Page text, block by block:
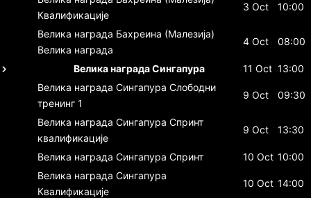
Квалификације
3 Oct 10:00
Велика награда Бахреина (Малезија)
Велика награда
4 Oct 08:00
Велика награда Сингапура 11 Oct 13:00
Велика награда Сингапура Слободни
тренинг 1
9 Oct 09:30
Велика награда Сингапура Спринт
квалификације
9 Oct 13:30
Велика награда Сингапура Спринт 10 Oct 10:00
Велика награда Сингапура
Квалификације
10 Oct 14:00